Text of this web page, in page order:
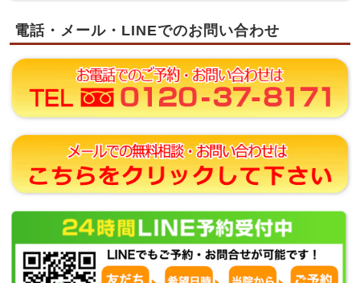
電話・メール・LINEでのお問い合わせ